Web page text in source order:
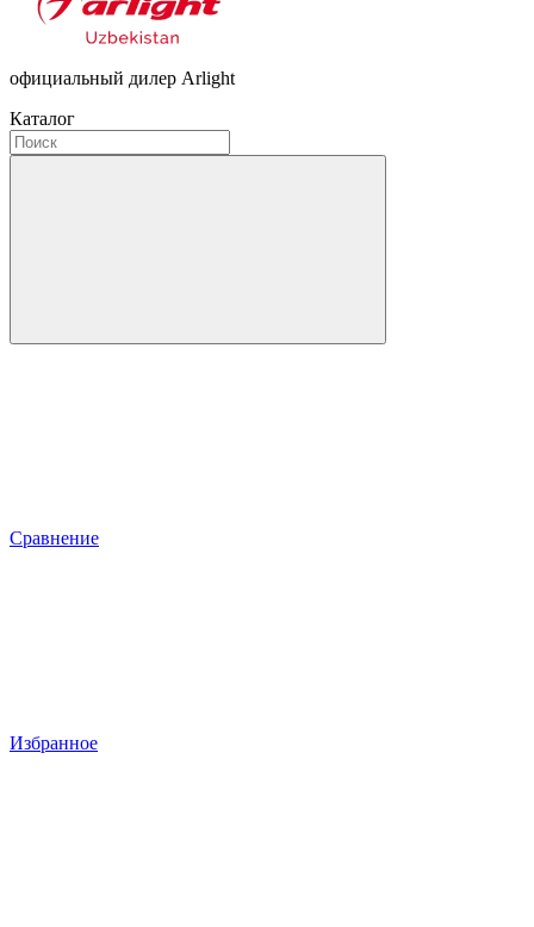
официальный дилер Arlight
Каталог
Сравнение
Избранное